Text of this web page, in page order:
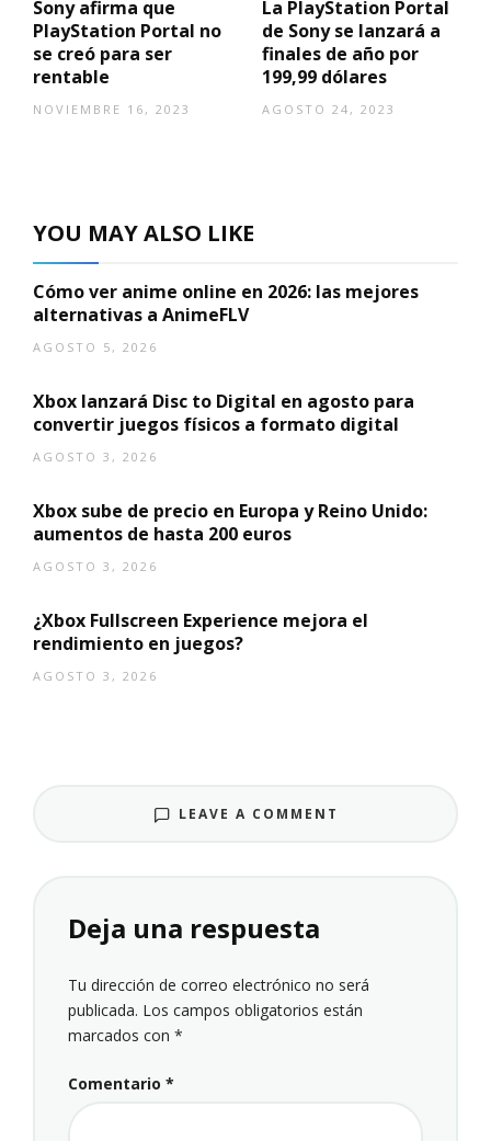
Sony afirma que
PlayStation Portal no
se creó para ser
rentable
NOVIEMBRE 16, 2023
La PlayStation Portal
de Sony se lanzará a
finales de año por
199,99 dólares
AGOSTO 24, 2023
YOU MAY ALSO LIKE
Cómo ver anime online en 2026: las mejores
alternativas a AnimeFLV
AGOSTO 5, 2026
Xbox lanzará Disc to Digital en agosto para
convertir juegos físicos a formato digital
AGOSTO 3, 2026
Xbox sube de precio en Europa y Reino Unido:
aumentos de hasta 200 euros
AGOSTO 3, 2026
¿Xbox Fullscreen Experience mejora el
rendimiento en juegos?
AGOSTO 3, 2026
LEAVE A COMMENT
Deja una respuesta
Tu dirección de correo electrónico no será
publicada. Los campos obligatorios están
marcados con *
Comentario *